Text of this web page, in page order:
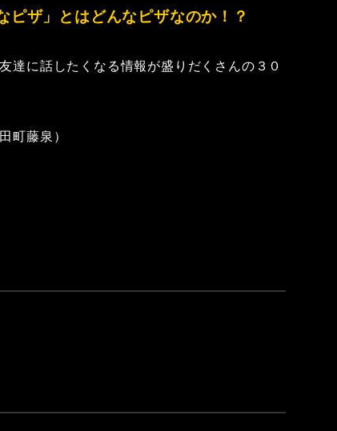
ピザ」とはどんなピザなのか！？
達に話したくなる情報が盛りだくさんの３０
町藤泉）